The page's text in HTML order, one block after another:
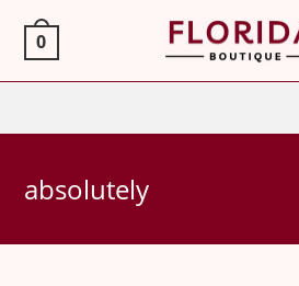
content
0
absolutely